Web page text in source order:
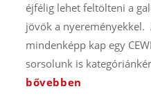
éjfélig lehet feltölteni a
jövök a nyereményekkel.
mindenképp kap egy
sorsolunk is
bővebben